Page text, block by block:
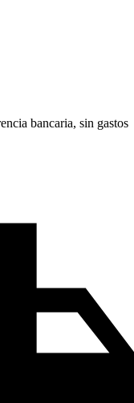
bancaria, sin gastos